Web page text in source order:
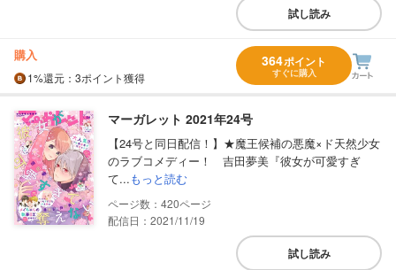
試し読み
購入
1%還元 ：3ポイント獲得
364ポイント
すぐに購入
マーガレット 2021年24号
【24号と同日配信！】★魔王候補の悪魔×ド天然少女
のラブコメディー！ 吉田夢美『彼女が可愛すぎ
て...もっと読む
420
配信日：2021/11/19
試し読み